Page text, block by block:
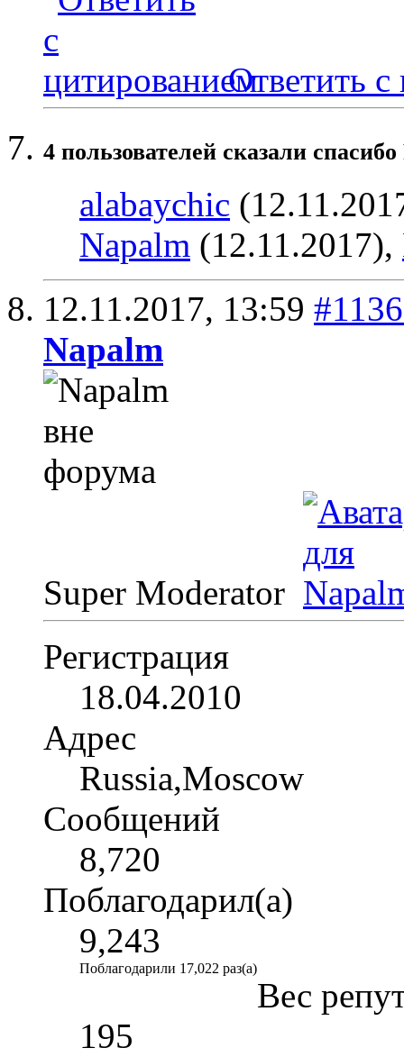
Ответить с
4 пользователей сказали
alabaychic
Napalm (12.11.2017),
12.11.2017, 13:59
Napalm
Super Moderator
Регистрация
18.04.2010
Адрес
Russia,Moscow
Сообщений
8,720
Поблагодарил(а)
9,243
Поблагодарили 17,022 раз(а)
Вес
195